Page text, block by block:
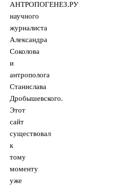
АНТРОПОГЕНЕЗ.РУ
научного
журналиста
Александра
Соколова
и
антрополога
Станислава
Дробышевского.
Этот
сайт
существовал
к
тому
моменту
уже